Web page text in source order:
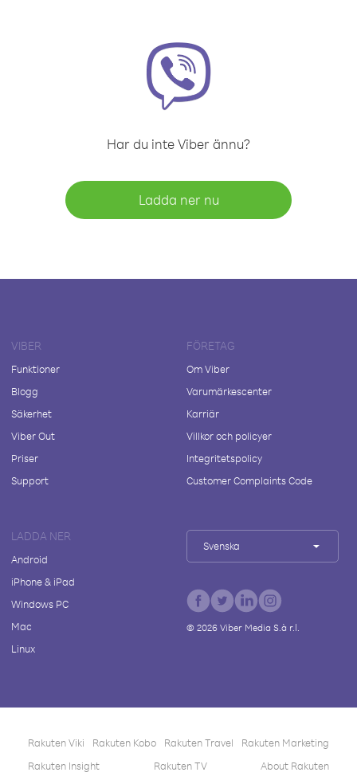
Har du inte Viber ännu?
Ladda ner nu
VIBER
Funktioner
Blogg
Säkerhet
Viber Out
Priser
Support
FÖRETAG
Om Viber
Varumärkescenter
Karriär
Villkor och policyer
Integritetspolicy
Customer Complaints Code
LADDA NER
Android
iPhone & iPad
Windows PC
Mac
Linux
Svenska
© 2026Viber Media S.à r.l.
Rakuten Viki Rakuten Kobo Rakuten Travel
Rakuten Marketing
Rakuten Insight
Rakuten TV About Rakuten